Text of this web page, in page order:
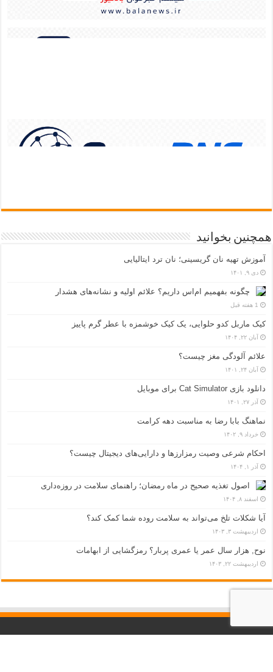
همچنین بخوانید
آموزش تهیه نان گریسینی؛ نان ترد ایتالیایی
دی ۹, ۱۴۰۱
چگونه بفهمیم ام‌اس داریم؟ علائم اولیه و نشانه‌های هشدار
1 هفته قبل
کیک ماربل کدو حلوایی، یک کیک خوشمزه با عطر گرم پاییز
آبان ۲۲, ۱۴۰۴
علائم آلودگی مغز چیست؟
آبان ۲۴, ۱۴۰۱
دانلود بازی Cat Simulator برای موبایل
آذر ۲۷, ۱۴۰۱
نماهنگ بابا رضا به مناسبت دهه کرامت
خرداد ۹, ۱۴۰۲
احکام شرعی وصیت رمزارزها و دارایی‌های دیجیتال چیست؟
آذر ۱, ۱۴۰۴
اصول تغذیه صحیح در ماه رمضان؛ راهنمای سلامت در روزه‌داری
اسفند ۸, ۱۴۰۴
آیا شکلات تلخ می‌تواند به سلامت روده شما کمک کند؟
اردیبهشت ۳, ۱۴۰۳
نوح, هزار سال عمر یا عمری پربار؟ رمزگشایی از ابهامات
اردیبهشت ۲۲, ۱۴۰۳